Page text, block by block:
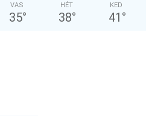
VAS
35°
HÉT
38°
KED
41 °